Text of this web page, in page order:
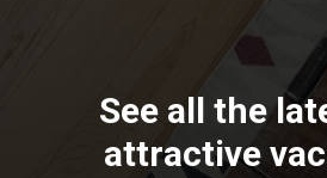
See all the
attractive